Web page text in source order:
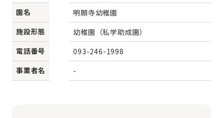
園名
明願寺幼稚園
施設形態
幼稚園（私学助成園）
電話番号
093-246-1998
事業者名
-